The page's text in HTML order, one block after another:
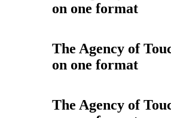
on one format
The Agency of
on one format
The Agency of